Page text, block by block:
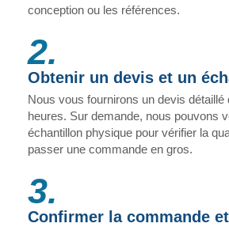
conception ou les références.
2.
Obtenir un devis et un
Nous vous fournirons un devis détaillé
heures. Sur demande, nous pouvons
échantillon physique pour vérifier la
passer une commande en gros.
3.
Confirmer la commande